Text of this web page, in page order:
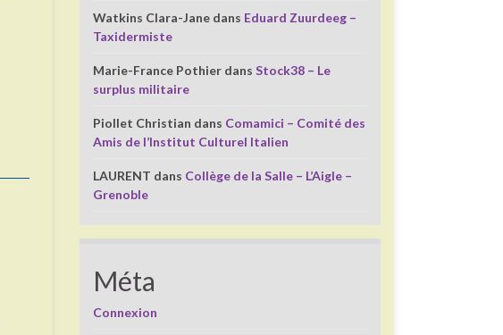
Watkins Clara-Jane dans Eduard Zuurdeeg –
Taxidermiste
Marie-France Pothier dansStock38 – Le
surplus militaire
Piollet Christian dans Comamici – Comité des
Amis de l’Institut Culturel Italien
LAURENT dans Collège de la Salle – L’Aigle –
Grenoble
Méta
Connexion